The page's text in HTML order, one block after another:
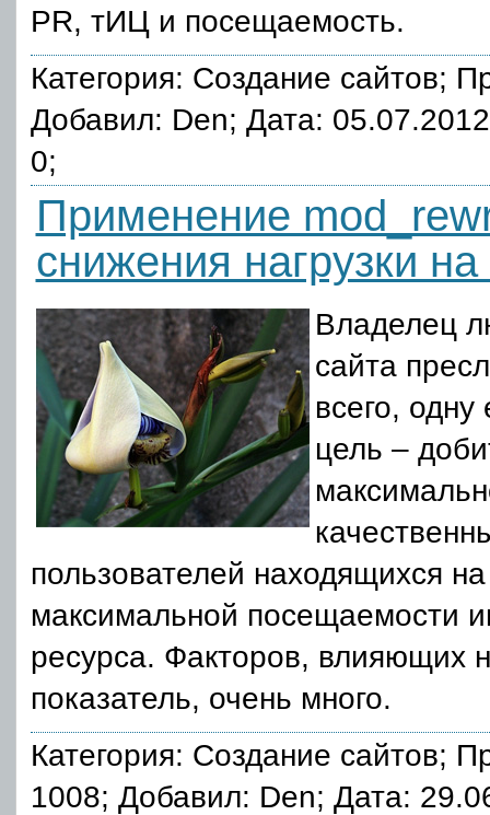
PR, тИЦ и посещаемость.
Категория: Создание сайтов;
Добавил: Den; Дата:
0;
Применение
снижения нагрузки на
Владелец
сайта
всего,
цель –
пользователей находящихся
максимальной посещаемости
ресурса. Факторов, влияющих
показатель, очень много.
Категория: Создание сайтов;
1008; Добавил: Den; Дата: